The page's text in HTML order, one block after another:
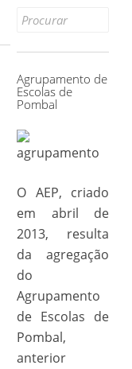
Search
Agrupamento de
Escolas de
Pombal
O AEP, criado
em abril de
2013, resulta
da agregação
do
Agrupamento
de Escolas de
Pombal,
anterior